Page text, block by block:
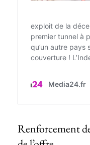
Renforcement